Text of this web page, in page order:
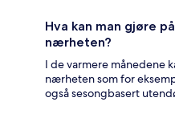
Hva kan man gjøre
nærheten?
I de varmere månedene
nærheten som for
også sesongbasert